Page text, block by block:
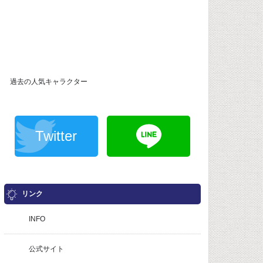
過去の人気キャラクター
Twitter
リンク
INFO
公式サイト